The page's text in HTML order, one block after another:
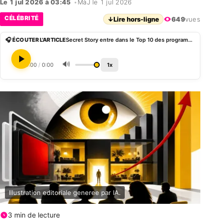
Le 1 jul 2026 à 03:45 • MàJ le 1 jul 2026
CÉLÉBRITÉ ↓Lire hors-ligne 649vues
🎧 ÉCOUTER L'ARTICLE Secret Story entre dans le Top 10 des programmes les plus regardés sur Netflix
0:00 / 0:00 🔊 1x
Illustration editoriale generee par IA.
3 min de lecture